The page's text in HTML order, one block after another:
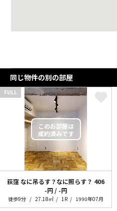
同じ物件の別の部屋
FULL
荻窪 なに吊るす？なに照らす？ 406
-円 / -円
徒歩9分 27.18㎡ 1R 1990年07月